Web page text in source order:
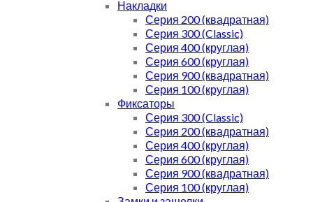
Накладки
Серия 200 (квадратная)
Серия 300 (Classic)
Серия 400 (круглая)
Серия 600 (круглая)
Серия 900 (квадратная)
Серия 100 (круглая)
Фиксаторы
Серия 300 (Classic)
Серия 200 (квадратная)
Серия 400 (круглая)
Серия 600 (круглая)
Серия 900 (квадратная)
Серия 100 (круглая)